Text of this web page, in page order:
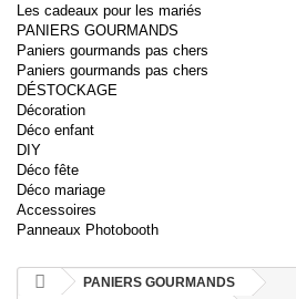
Les cadeaux pour les mariés
PANIERS GOURMANDS
Paniers gourmands pas chers
Paniers gourmands pas chers
DÉSTOCKAGE
Décoration
Déco enfant
DIY
Déco fête
Déco mariage
Accessoires
Panneaux Photobooth
PANIERS GOURMANDS